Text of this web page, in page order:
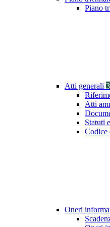
Piano
Atti generali
Atti
Statuti
Codice
Oneri